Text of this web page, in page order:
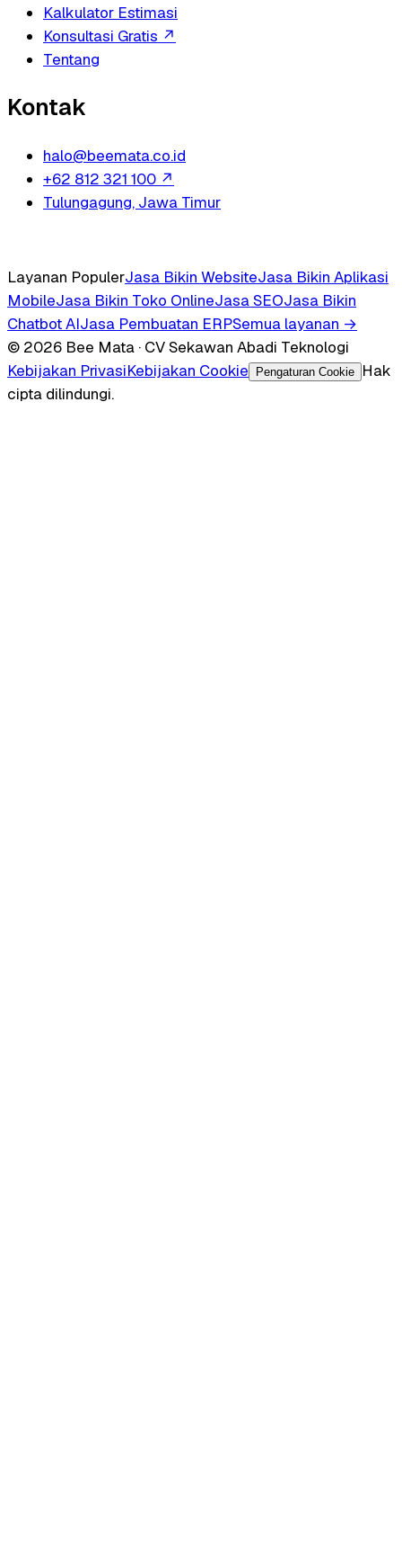
Kalkulator Estimasi
Konsultasi Gratis ↗
Tentang
Kontak
halo@beemata.co.id
+62 812 321 100 ↗
Tulungagung, Jawa Timur
Layanan PopulerJasa Bikin WebsiteJasa Bikin Aplikasi
MobileJasa Bikin Toko OnlineJasa SEOJasa Bikin
Chatbot AIJasa Pembuatan ERPSemua layanan →
© 2026 Bee Mata · CV Sekawan Abadi Teknologi
Kebijakan PrivasiKebijakan Cookie Pengaturan Cookie
Hak
cipta dilindungi.